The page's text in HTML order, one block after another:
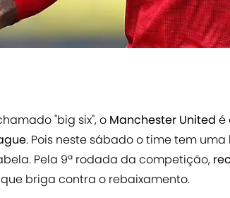
"big six", o Manchester United é
. Pois neste sábado o time tem
Pela 9ª rodada da competição,
que briga contra o rebaixamento.